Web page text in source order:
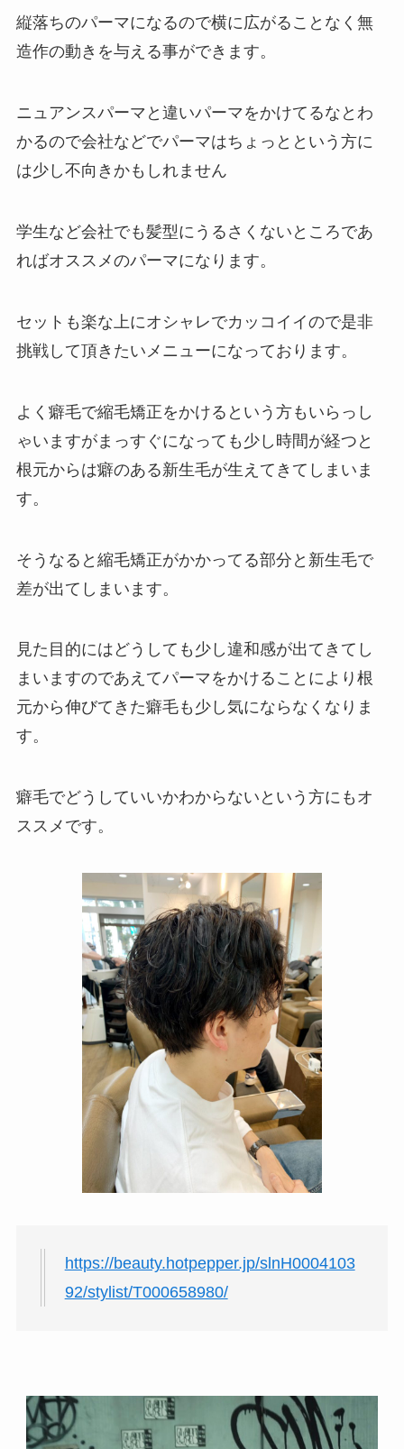
縦落ちのパーマになるので横に広がることなく無
造作の動きを与える事ができます。
ニュアンスパーマと違いパーマをかけてるなとわ
かるので会社などでパーマはちょっとという方に
は少し不向きかもしれません
学生など会社でも髪型にうるさくないところであ
ればオススメのパーマになります。
セットも楽な上にオシャレでカッコイイので是非
挑戦して頂きたいメニューになっております。
よく癖毛で縮毛矯正をかけるという方もいらっし
ゃいますがまっすぐになっても少し時間が経つと
根元からは癖のある新生毛が生えてきてしまいま
す。
そうなると縮毛矯正がかかってる部分と新生毛で
差が出てしまいます。
見た目的にはどうしても少し違和感が出てきてし
まいますのであえてパーマをかけることにより根
元から伸びてきた癖毛も少し気にならなくなりま
す。
癖毛でどうしていいかわからないという方にもオ
ススメです。
https://beauty.hotpepper.jp/slnH0004103
92/stylist/T000658980/